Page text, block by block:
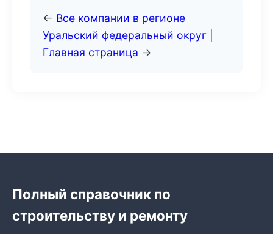
← Все компании в регионе
Уральский федеральный округ
Главная страница →
Полный справочник по
строительству и ремонту